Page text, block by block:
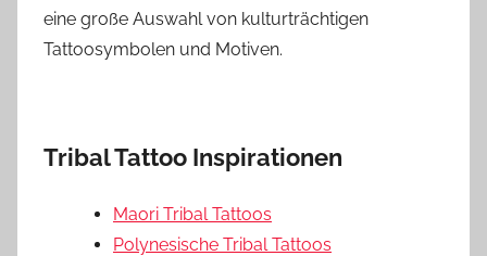
eine große Auswahl von kulturträchtigen
Tattoosymbolen und Motiven.
Tribal Tattoo Inspirationen
Maori Tribal Tattoos
Polynesische Tribal Tattoos